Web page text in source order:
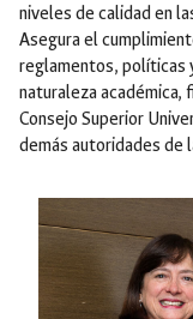
niveles de calidad en
Asegura el
reglamentos, políticas
naturaleza académica,
Consejo Superior
demás autoridades de